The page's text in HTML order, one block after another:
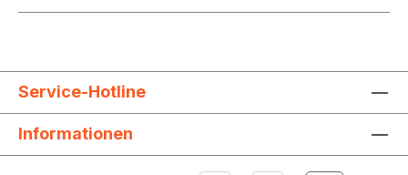
Service-Hotline
Informationen